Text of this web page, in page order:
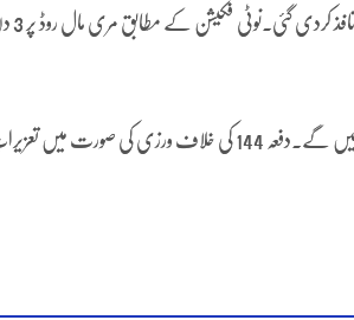
مری (نمائندہ پنڈی پوسٹ)مری میں 12 سے
ڈپٹی کمشنر کا کہنا ہے کہ دفعہ 144 کی خلاف ورزی پر کارروائی ہوگی، مقدمات درج کیے جائیں گے۔دفعہ 144 کی خلاف ورزی کی صورت